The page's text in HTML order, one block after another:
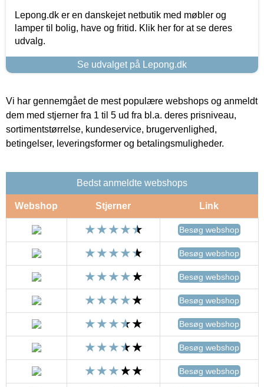
Lepong.dk er en danskejet netbutik med møbler og
lamper til bolig, have og fritid. Klik her for at se deres
udvalg.
Se udvalget på Lepong.dk
Vi har gennemgået de mest populære webshops og anmeldt
dem med stjerner fra 1 til 5 ud fra bl.a. deres prisniveau,
sortimentstørrelse, kundeservice, brugervenlighed,
betingelser, leveringsformer og betalingsmuligheder.
Bedst anmeldte webshops
Webshop Stjerner Link
Besøg webshop
Besøg webshop
Besøg webshop
Besøg webshop
Besøg webshop
Besøg webshop
Besøg webshop